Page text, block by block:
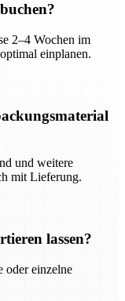
2–4 Wochen im
einplanen.
und weitere
mit Lieferung.
lassen?
oder einzelne